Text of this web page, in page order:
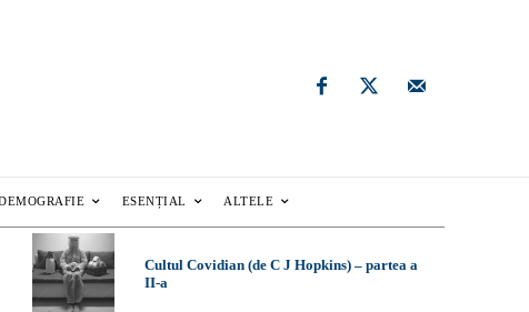
ESENȚIAL ALTELE
Cultul Covidian (de C J Hopkins) – partea a
II-a